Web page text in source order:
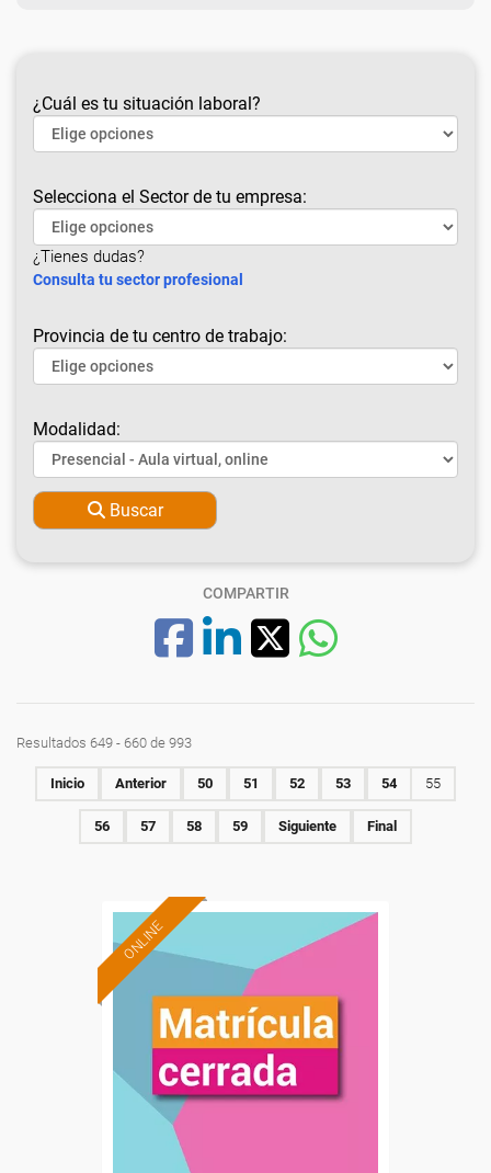
¿Cuál es tu situación laboral?
Selecciona el Sector de tu empresa:
¿Tienes dudas?
Consulta tu sector profesional
Provincia de tu centro de trabajo:
Modalidad:
Buscar
COMPARTIR
Resultados 649 - 660 de 993
Inicio Anterior 50 51 52 53 54 55
56 57 58 59 Siguiente Final
ONLINE